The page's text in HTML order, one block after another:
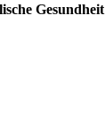
Gesundheit